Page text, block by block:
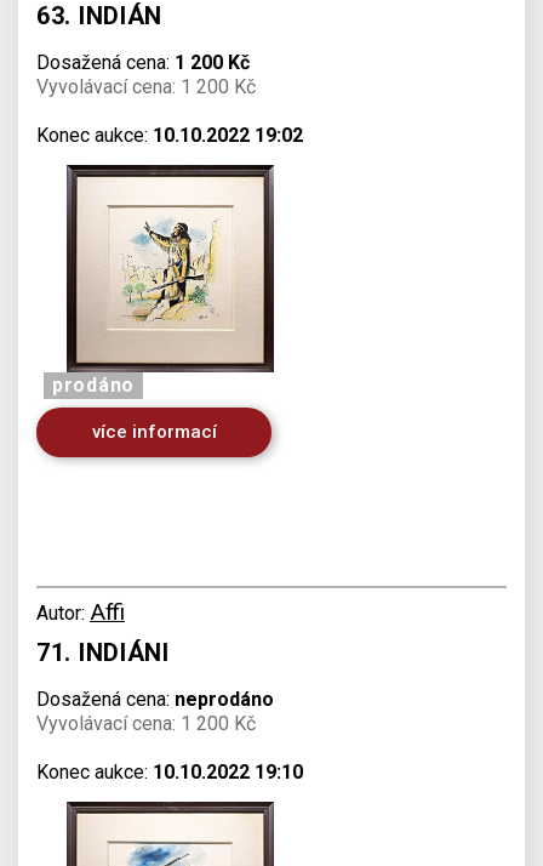
63. INDIÁN
Dosažená cena: 1 200 Kč
Vyvolávací cena: 1 200 Kč
Konec aukce: 10.10.2022 19:02
prodáno
více informací
Autor: Affi
71. INDIÁNI
Dosažená cena: neprodáno
Vyvolávací cena: 1 200 Kč
Konec aukce: 10.10.2022 19:10